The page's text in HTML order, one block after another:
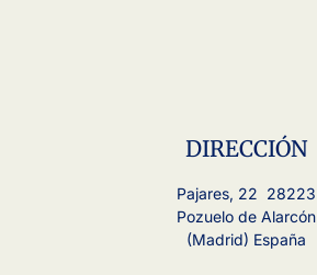
DIRECCIÓN
Pajares, 22 28223
Pozuelo de Alarcón
(Madrid) España